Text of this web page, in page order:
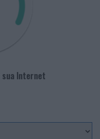
sua Internet